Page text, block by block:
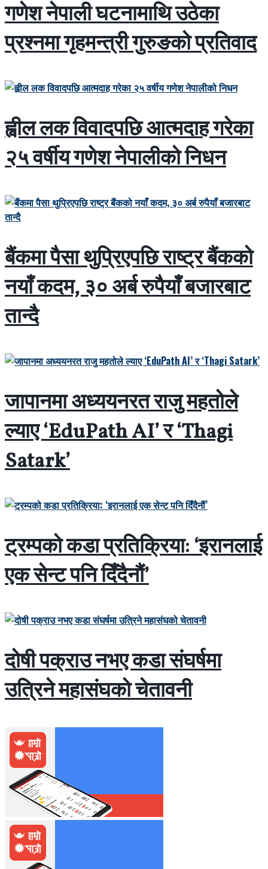
गणेश नेपाली घटनामाथि उठेका
प्रश्नमा गृहमन्त्री गुरुङको प्रतिवाद
ह्वील लक विवादपछि आत्मदाह गरेका
२५ वर्षीय गणेश नेपालीको निधन
बैंकमा पैसा थुप्रिएपछि राष्ट्र बैंकको
नयाँ कदम, ३० अर्ब रुपैयाँ बजारबाट
तान्दै
जापानमा अध्ययनरत राजु महतोले
ल्याए ‘EduPath AI’ र ‘Thagi
Satark’
ट्रम्पको कडा प्रतिक्रिया: ‘इरानलाई
एक सेन्ट पनि दिँदैनौं’
दोषी पक्राउ नभए कडा संघर्षमा
उत्रिने महासंघको चेतावनी